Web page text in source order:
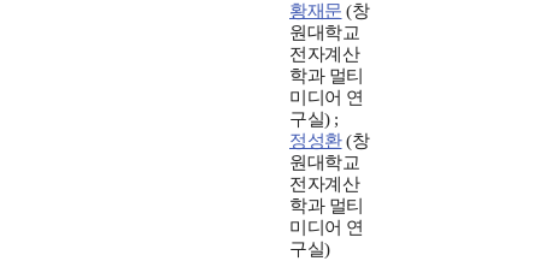
황재문 (창
원대학교
전자계산
학과 멀티
미디어 연
구실) ;
정성환(창
원대학교
전자계산
학과 멀티
미디어 연
구실)